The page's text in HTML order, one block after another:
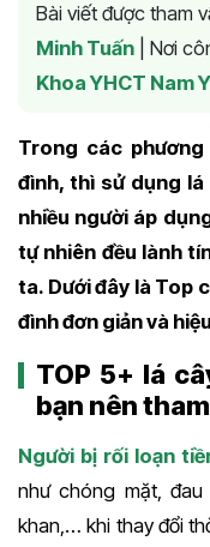
Bài viết được tham
Minh Tuấn
Nơi
Khoa YHCT Nam
Trong các
đình, thì sử dụng
nhiều người áp
tự nhiên đều lành
ta. Dưới đây là Top
đình đơn giản và
TOP 5+ lá
bạn nên
Người bị rối loạn
như chóng mặt,
khan,… khi thay đổi